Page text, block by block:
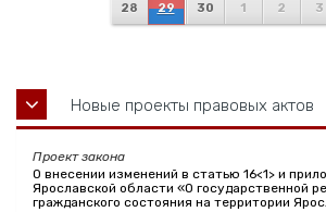
28 29 30 1 2 3
Новые проекты правовых актов
Проект закона
О внесении изменений в статью 16<1> и
Ярославской области «О государственной
гражданского состояния на территории